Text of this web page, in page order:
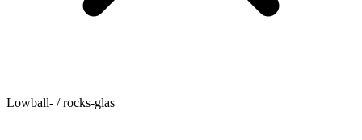
Lowball- / rocks-glas